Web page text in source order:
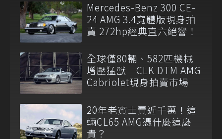
Mercedes-Benz 300 CE-
24 AMG 3.4寬體版現身拍
賣 272hp經典直六絕響！
全球僅80輛、582匹機械
增壓猛獸 CLK DTM AMG
Cabriolet現身拍賣市場
20年老賓士賣近千萬！這
輛CL65 AMG憑什麼這麼
貴？